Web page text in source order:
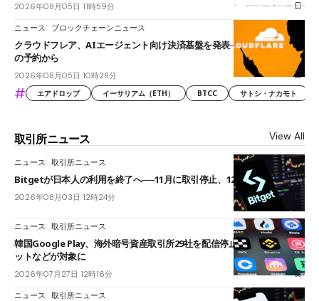
2026年08月05日 11時59分
ニュース ブロックチェーンニュース
クラウドフレア、AIエージェント向け決済基盤を発表──まずハンドル名
の予約から
2026年08月05日 10時28分
# エアドロップ イーサリアム（ETH） BTCC サトシ・ナカモト
取引所ニュース View All
ニュース 取引所ニュース
Bitgetが日本人の利用を終了へ──11月に取引停止、12月末に強制決済
2026年08月03日 12時24分
ニュース 取引所ニュース
韓国Google Play、海外暗号資産取引所29社を配信停止──OKXやバイビ
ットなどが対象に
2026年07月27日 12時16分
ニュース 取引所ニュース